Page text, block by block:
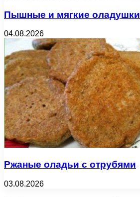
Пышные и мягкие оладушки
04.08.2026
Ржаные оладьи с отрубями
03.08.2026